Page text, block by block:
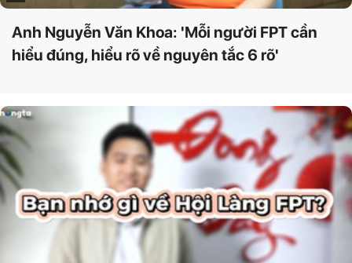
Anh Nguyễn Văn Khoa: 'Mỗi người FPT cần
hiểu đúng, hiểu rõ về nguyên tắc 6 rõ'